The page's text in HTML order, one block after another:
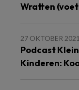
Wratten
27 OKTOBER 2021
Podcast
Kinderen: